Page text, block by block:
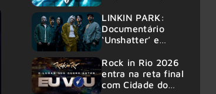
50 bandas
LINKIN PARK:
Documentário
‘Unshatter’ e
anunciados
Rock in Rio 2026
entra na reta final
com Cidade do